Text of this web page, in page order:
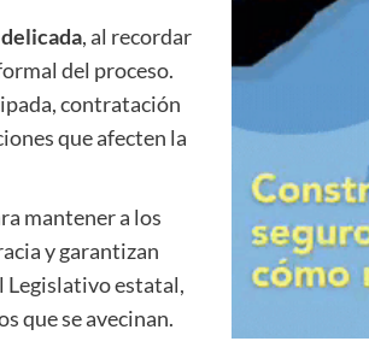
, al recordar
del proceso.
contratación
que afecten la
mantener a los
y garantizan
Legislativo estatal,
que se avecinan.